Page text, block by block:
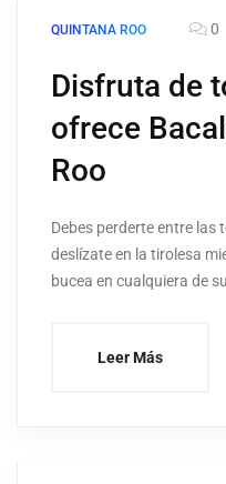
QUINTANA ROO 0
Disfruta de
ofrece
Roo
Debes perderte entre las
deslízate en la tirolesa
bucea en cualquiera de
Leer Más